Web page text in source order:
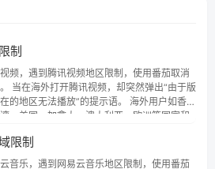
制
频，遇到腾讯视频地区限制，使用番茄取消
版
区无法播放”的提示语。 海外用户如香
、美国、加拿大、澳大利亚、欧洲等国家和
在中国大陆地区播放。 遇到这个问题的
茄回国加速器，即可解决「海外用户收听腾
限制
音乐，遇到网易云音乐地区限制，使用番茄